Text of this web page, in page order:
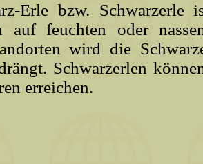
Erle bzw. Schwarzerle
auf feuchten oder
wird die
Schwarzerlen
erreichen.